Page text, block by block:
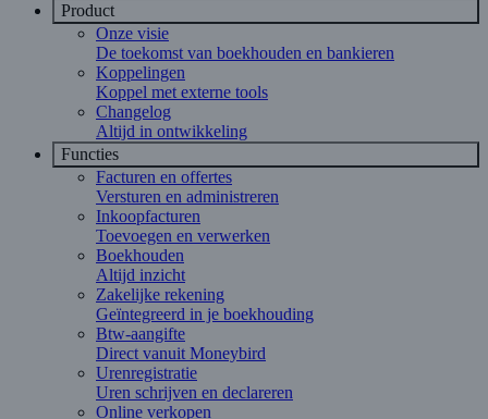
Product
Onze visie
De toekomst van boekhouden en bankieren
Koppelingen
Koppel met externe tools
Changelog
Altijd in ontwikkeling
Functies
Facturen en offertes
Versturen en administreren
Inkoopfacturen
Toevoegen en verwerken
Boekhouden
Altijd inzicht
Zakelijke rekening
Geïntegreerd in je boekhouding
Btw-aangifte
Direct vanuit Moneybird
Urenregistratie
Uren schrijven en declareren
Online verkopen